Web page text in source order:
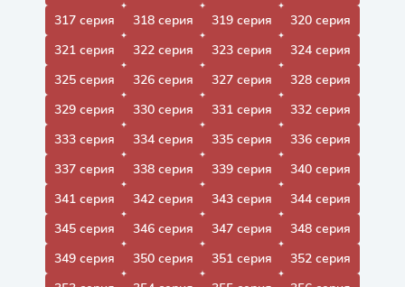
317 серия
318 серия 319 серия
320 серия
321 серия
322 серия 323 серия
324 серия
325 серия
326 серия 327 серия
328 серия
329 серия
330 серия 331 серия
332 серия
333 серия
334 серия 335 серия
336 серия
337 серия
338 серия 339 серия
340 серия
341 серия
342 серия 343 серия
344 серия
345 серия
346 серия 347 серия
348 серия
349 серия
350 серия 351 серия
352 серия